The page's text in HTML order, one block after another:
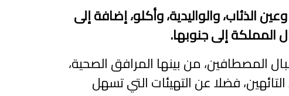
الذئاب، والواليدية، وأكلو، إضافة إلى
المملكة إلى جنوبها.
المصطافين، من بينها المرافق الصحية،
فضلا عن التهيئات التي تسهل